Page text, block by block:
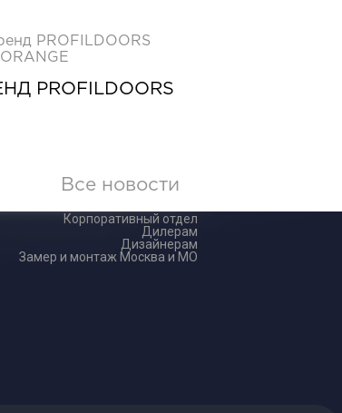
PROFILDOORS
Все новости
Корпоративный отдел
Дилерам
Дизайнерам
Замер и монтаж Москва и МО